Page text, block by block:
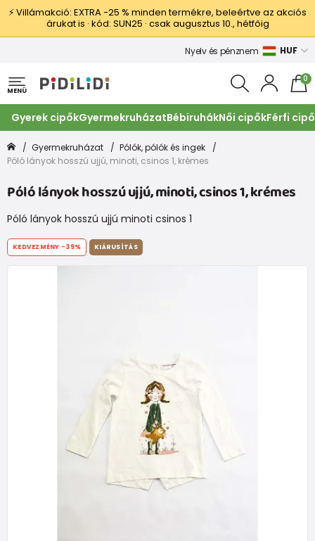
⚡ Villámakció: EXTRA −25 % minden termékre, beleértve az akciós
árukat is · kód: SUN25 · csak augusztus 10., hétfőig
Nyelv és pénznem HUF
MENÜ
0
Gyerek cipőkGyermekruházatBébiruhákNői cipőkFérfi
Gyermekruházat
Pólók, pólók és ingek
Póló lányok hosszú ujjú, minoti, csinos 1, krémes
Póló lányok hosszú ujjú, minoti, csinos 1, krémes
Póló lányok hosszú ujjú minoti csinos 1
KEDVEZMÉNY -39% KIÁRUSÍTÁS